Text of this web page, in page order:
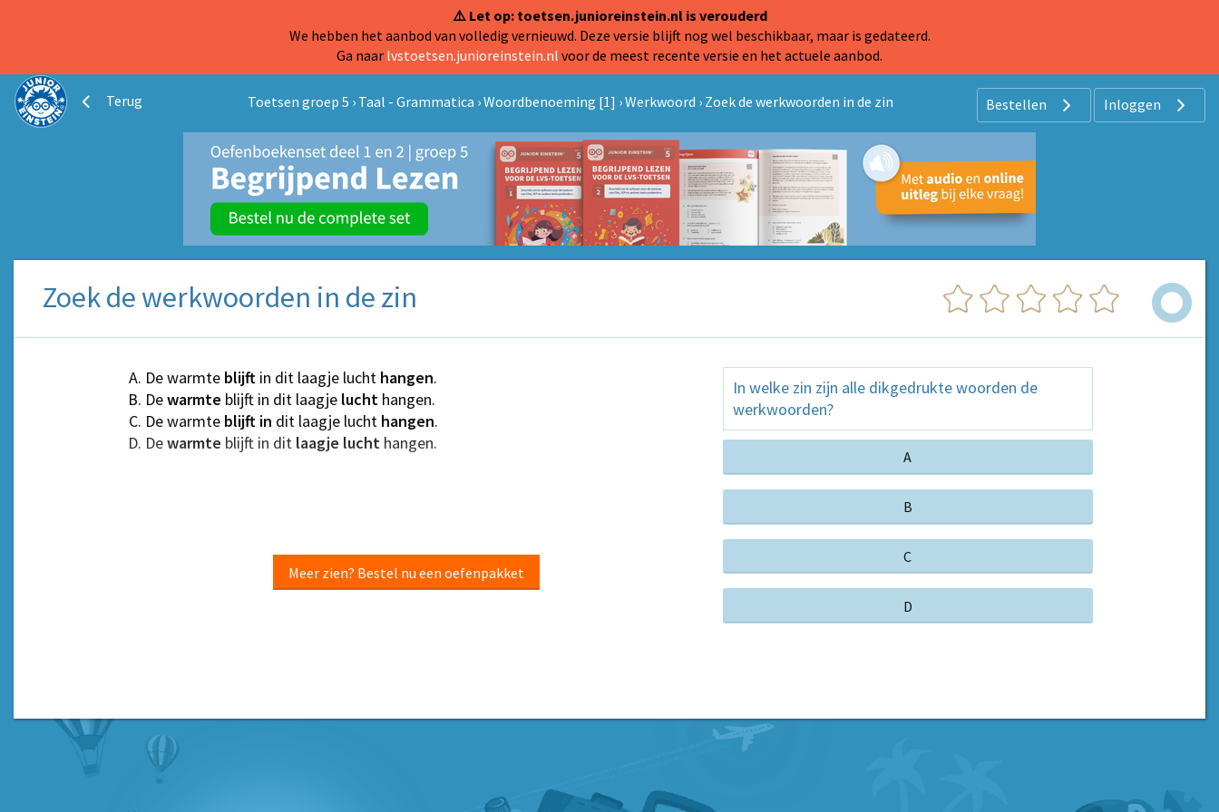
⚠️ Let op: toetsen.junioreinstein.nl is verouderd
We hebben het aanbod van volledig vernieuwd. Deze versie blijft nog wel beschikbaar, maar is gedateerd.
Ga naar lvstoetsen.junioreinstein.nl voor de meest recente versie en het actuele aanbod.
Terug Toetsen groep 5 › Taal - Grammatica ›Woordbenoeming [1] ›Werkwoord › Zoek de werkwoorden in de zin Bestellen Inloggen
Zoek de werkwoorden in de zin
De warmte blijftin dit laagje lucht hangen.
Dewarmte blijft in dit laagje luchthangen.
De warmte blijft in dit laagje lucht hangen.
Dewarmte blijft in dit laagje luchthangen.
Meer zien? Bestel nu een oefenpakket
In welke zin zijn alle dikgedrukte woorden de
werkwoorden?
A
B
C
D